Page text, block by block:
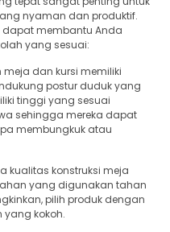
nyaman dan produktif.
dapat membantu Anda
yang sesuai:
meja dan kursi memiliki
postur duduk yang
tinggi yang sesuai
sehingga mereka dapat
membungkuk atau
kualitas konstruksi meja
yang digunakan tahan
pilih produk dengan
kokoh.